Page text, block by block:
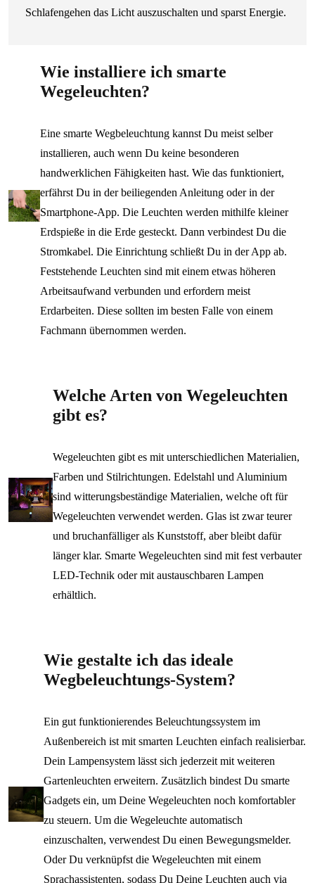
Schlafengehen das Licht auszuschalten und sparst Energie.
Wie installiere ich smarte
Wegeleuchten?
Eine smarte Wegbeleuchtung kannst Du meist selber
installieren, auch wenn Du keine besonderen
handwerklichen Fähigkeiten hast. Wie das funktioniert,
erfährst Du in der beiliegenden Anleitung oder in der
Smartphone-App. Die Leuchten werden mithilfe kleiner
Erdspieße in die Erde gesteckt. Dann verbindest Du die
Stromkabel. Die Einrichtung schließt Du in der App ab.
Feststehende Leuchten sind mit einem etwas höheren
Arbeitsaufwand verbunden und erfordern meist
Erdarbeiten. Diese sollten im besten Falle von einem
Fachmann übernommen werden.
Welche Arten von Wegeleuchten
gibt es?
Wegeleuchten gibt es mit unterschiedlichen Materialien,
Farben und Stilrichtungen. Edelstahl und Aluminium
sind witterungsbeständige Materialien, welche oft für
Wegeleuchten verwendet werden. Glas ist zwar teurer
und bruchanfälliger als Kunststoff, aber bleibt dafür
länger klar. Smarte Wegeleuchten sind mit fest verbauter
LED-Technik oder mit austauschbaren Lampen
erhältlich.
Wie gestalte ich das ideale
Wegbeleuchtungs-System?
Ein gut funktionierendes Beleuchtungssystem im
Außenbereich ist mit smarten Leuchten einfach realisierbar.
Dein Lampensystem lässt sich jederzeit mit weiteren
Gartenleuchten erweitern. Zusätzlich bindest Du smarte
Gadgets ein, um Deine Wegeleuchten noch komfortabler
zu steuern. Um die Wegeleuchte automatisch
einzuschalten, verwendest Du einen Bewegungsmelder.
Oder Du verknüpfst die Wegeleuchten mit einem
Sprachassistenten, sodass Du Deine Leuchten auch via